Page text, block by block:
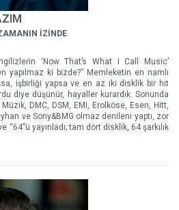
İZİNDE
‘Now That’s What I Call Music’
yapılmaz ki bizde?” Memleketin en namlı
işbirliği yapsa ve en az iki disklik bir hit
diye düşünür, hayaller kurardık. Sonunda
DMC, DSM, EMI, Erolköse, Esen, Hitt,
ve Sony&BMG olmaz denileni yaptı, zor
“64”ü yayınladı; tam dört disklik, 64 şarkılık